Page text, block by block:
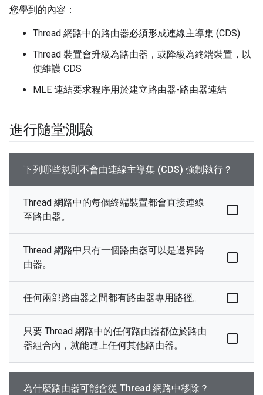
您學到的內容：
Thread 網路中的路由器必須形成連線主導集 (CDS)
Thread 裝置會升級為路由器，或降級為終端裝置，以
便維護 CDS
MLE 連結要求程序用於建立路由器-路由器連結
進行隨堂測驗
下列哪些規則不會由連線主導集 (CDS) 強制執行？
Thread 網路中的每個終端裝置都會直接連線
至路由器。
Thread 網路中只有一個路由器可以是邊界路
由器。
任何兩部路由器之間都有路由器專用路徑。
只要 Thread 網路中的任何路由器都位於路由
器組合內，就能連上任何其他路由器。
為什麼路由器可能會從 Thread 網路中移除？